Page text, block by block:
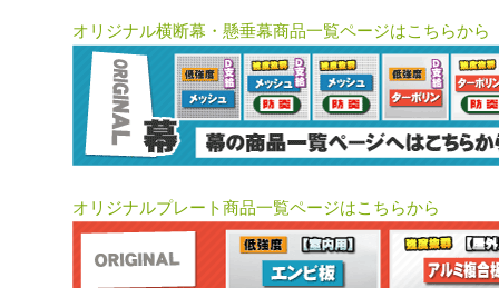
オリジナル横断幕・懸垂幕商品一覧ページはこちらから
オリジナルプレート商品一覧ページはこちらから